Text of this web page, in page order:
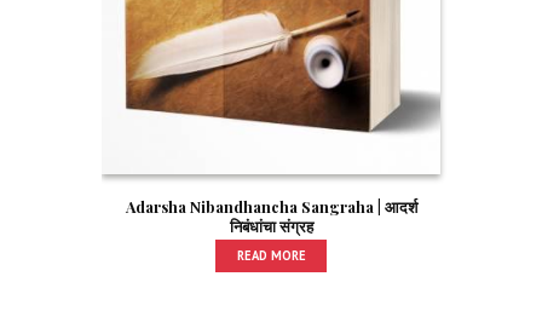
Adarsha Nibandhancha Sangraha | आदर्श
निबंधांचा संग्रह
READ MORE